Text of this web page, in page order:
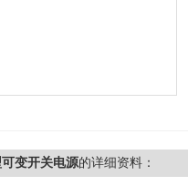
变开关电源的详细资料：